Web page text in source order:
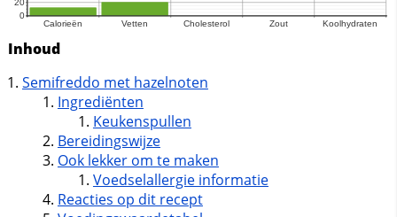
Inhoud
Semifreddo met hazelnoten
Ingrediënten
Keukenspullen
Bereidingswijze
Ook lekker om te maken
Voedselallergie informatie
Reacties op dit recept